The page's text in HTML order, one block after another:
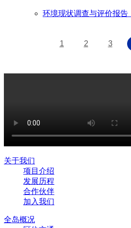
环境现状调查与评价报告
1 2 3
关于我们
项目介绍
发展历程
合作伙伴
加入我们
全岛概况